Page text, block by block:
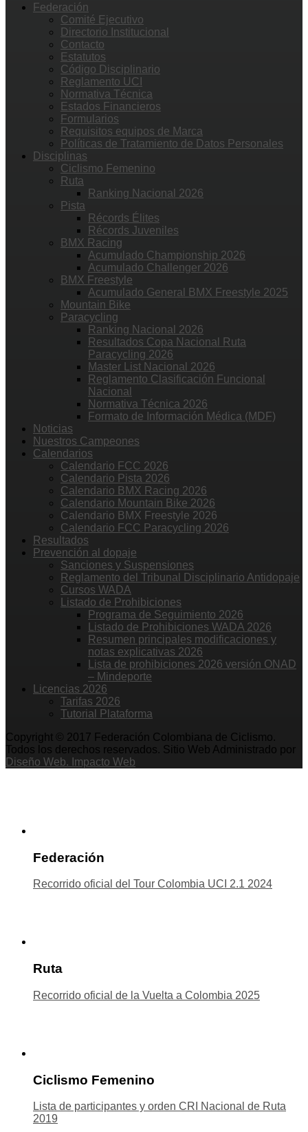
Federación
Comité Ejecutivo
Directorio Institucional
Contacto
Estatutos
Código Disciplinario
Reglamento UCI
Normativa Técnica
Estados Financieros
Formularios
Requisitos equipos de Marca
Políticas de Tratamiento de Datos Personales
Disciplinas
Ciclismo Femenino
Ruta
Ranking Nacional 2026
Pista
Récords Élites
Récords Juveniles
BMX Racing
Acumulado Championship 2026
Acumulado Challenger 2026
BMX Freestyle
Acumulado General BMX Freestyle 2025
Mountain Bike
Paracycling
Ranking Nacional 2026
Resultados Copa Nacional Ruta
Paracycling 2026
Master List Nacional 2026
Reglamento Clasificación Funcional
Nacional
Normativa Técnica 2026
Formato de Información Médica (MDF)
Noticias
Nuestros Campeones
Calendarios
Calendario FCC 2026
Calendario Pista 2026
Calendario BMX Racing 2026
Calendario Mountain Bike 2026
Calendario BMX Freestyle 2026
Calendario FCC Paracycling 2026
Resultados
Prevención al dopaje
Sanciones y Suspensiones
Reglamento del Tribunal Disciplinario Antidopaje
Cursos WADA
Listado de Prohibiciones
Programa de Seguimiento 2026
Listado de Prohibiciones WADA 2026
Resumen principales modificaciones y
notas explicativas 2026
Lista de prohibiciones 2026 versión ONAD
– Mindeporte
Licencias 2026
Tarifas 2026
Tutorial Plataforma
Copyright © 2017 Federación Colombiana de Ciclismo.
Todos los derechos reservados. Sitio Web Administrado por
Diseño Web. Impacto Web
Federación
Recorrido oficial del Tour Colombia UCI 2.1 2024
Ruta
Recorrido oficial de la Vuelta a Colombia 2025
Ciclismo Femenino
Lista de participantes y orden CRI Nacional de Ruta
2019